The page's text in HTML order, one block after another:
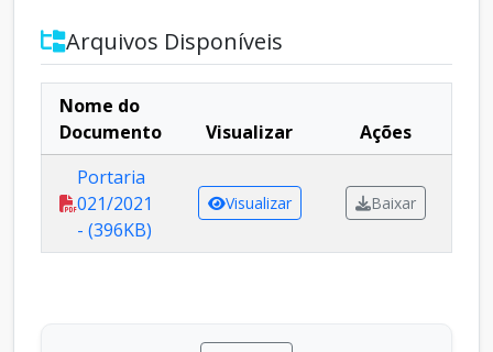
Arquivos Disponíveis
Nome do
Documento
Visualizar
Ações
Portaria
021/2021
- (396KB)
Visualizar Baixar